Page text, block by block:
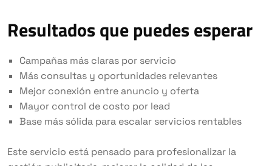
Resultados que puedes esperar
Campañas más claras por servicio
Más consultas y oportunidades relevantes
Mejor conexión entre anuncio y oferta
Mayor control de costo por lead
Base más sólida para escalar servicios rentables
Este servicio está pensado para profesionalizar la